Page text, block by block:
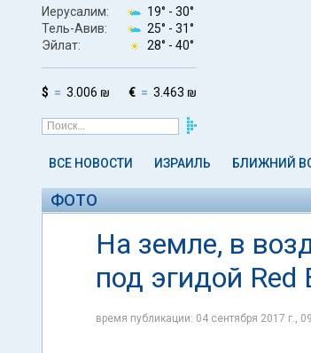
Иерусалим: 19° - 30°
Тель-Авив:
25° - 31°
Эйлат:
28° - 40°
$ 3.006 ₪ € 3.463 ₪
ВСЕ НОВОСТИ ИЗРАИЛЬ БЛИЖНИЙ
ФОТО
На земле, в
под эгидой
время публикации: 04 сентября 2017 г.,